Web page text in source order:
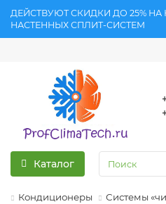
ДЕЙСТВУЮТ СКИДКИ ДО 25%
НАСТЕННЫХ СПЛИТ-СИСТЕМ
Каталог
Кондиционеры Системы